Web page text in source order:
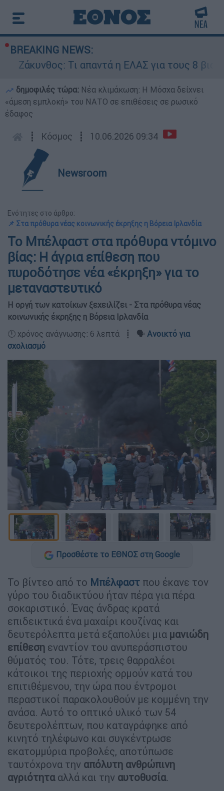
BREAKING NEWS:
Τι απαντά η ΕΛΑΣ για τους 8 βιασμούς
δημοφιλές τώρα: Νέα κλιμάκωση: Η Μόσχα δείχνει
«άμεση εμπλοκή» του ΝΑΤΟ σε επιθέσεις σε ρωσικό
έδαφος
┋ Κόσμος ┋ 10.06.2026 09:34
Newsroom
Ενότητες στο άρθρο:
📌 Στα πρόθυρα νέας κοινωνικής έκρηξης η Βόρεια Ιρλανδία
Το Μπέλφαστ στα πρόθυρα ντόμινο
βίας: Η άγρια επίθεση που
πυροδότησε νέα «έκρηξη» για το
μεταναστευτικό
Η οργή των κατοίκων ξεχειλίζει - Στα πρόθυρα νέας
κοινωνικής έκρηξης η Βόρεια Ιρλανδία
🕛 χρόνος ανάγνωσης: 6 λεπτά ┋ 🗣️ Ανοικτό για
σχολιασμό
Προσθέστε το ΕΘΝΟΣ στη Google
Το βίντεο από το Μπέλφαστ που έκανε τον
γύρο του διαδικτύου ήταν πέρα για πέρα
σοκαριστικό. Ένας άνδρας κρατά
επιδεικτικά ένα μαχαίρι κουζίνας και
δευτερόλεπτα μετά εξαπολύει μια μανιώδη
επίθεση εναντίον του ανυπεράσπιστου
θύματός του. Τότε, τρεις θαρραλέοι
κάτοικοι της περιοχής ορμούν κατά του
επιτιθέμενου, την ώρα που έντρομοι
περαστικοί παρακολουθούν με κομμένη την
ανάσα. Αυτό το οπτικό υλικό των 54
δευτερολέπτων, που καταγράφηκε από
κινητό τηλέφωνο και συγκέντρωσε
εκατομμύρια προβολές, αποτύπωσε
ταυτόχρονα την απόλυτη ανθρώπινη
αγριότητααλλά και την αυτοθυσία.